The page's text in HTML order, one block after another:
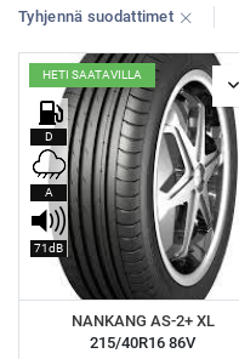
Tyhjennä suodattimet
HETI SAATAVILLA
D
A
71dB
NANKANG AS-2+ XL
215/40R16 86V